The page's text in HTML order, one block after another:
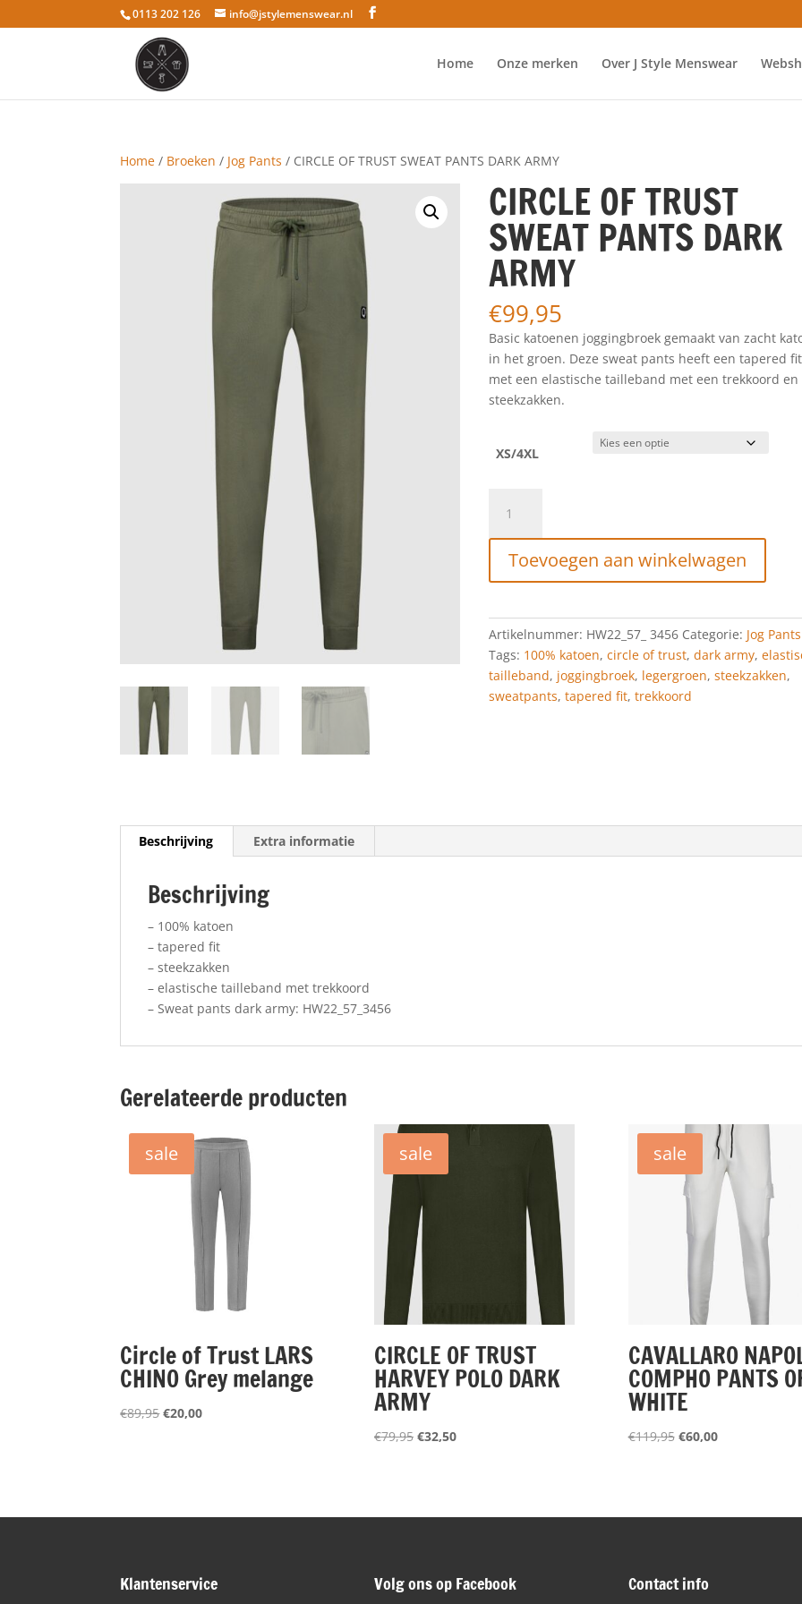
0113 202 126 info@jstylemenswear.nl
Home Onze merken Over J Style Menswear
Home / Broeken / Jog Pants / CIRCLE OF TRUST SWEAT PANTS DARK ARMY
CIRCLE OF TRUST
SWEAT PANTS DARK
ARMY
€99,95
Basic katoenen joggingbroek gemaakt van zacht
in het groen. Deze sweat pants heeft een tapered fit
met een elastische tailleband met een trekkoord en
steekzakken.
XS/4XL
TRUST
SWEAT
PANTS
ARMY
aantal
Toevoegen aan winkelwagen
Artikelnummer: HW22_57_ 3456 Categorie: Jog Pants
Tags: 100% katoen,circle of trust,dark army,
tailleband, joggingbroek, legergroen,steekzakken,
sweatpants,tapered fit,trekkoord
Beschrijving Extra informatie
Beschrijving
– 100% katoen
– tapered fit
– steekzakken
– elastische tailleband met trekkoord
– Sweat pants dark army: HW22_57_3456
Gerelateerde producten
sale
Circle of Trust LARS
CHINO Grey melange
€89,95Oorspronkelijke
€20,00Huidige
sale
CIRCLE OF TRUST
HARVEY POLO DARK
ARMY
€79,95 Oorspronkelijke
€32,50Huidige
sale
CAVALLARO
COMPHO PANTS
WHITE
€119,95 Oorspronkelijke
€60,00Huidige
Klantenservice Volg ons op Facebook Contact info